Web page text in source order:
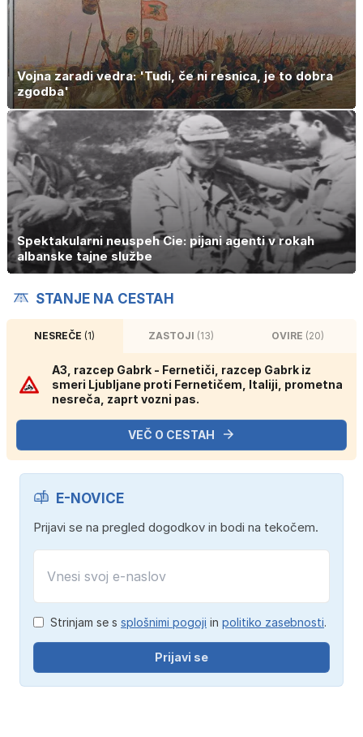
Vojna zaradi vedra: 'Tudi, če ni resnica, je to dobra
zgodba'
Spektakularni neuspeh Cie: pijani agenti v rokah
albanske tajne službe
STANJE NA CESTAH
NESREČE(1) ZASTOJI (13) OVIRE (20)
A3, razcep Gabrk - Fernetiči, razcep Gabrk iz
smeri Ljubljane proti Fernetičem, Italiji, prometna
nesreča, zaprt vozni pas.
VEČ O CESTAH
E-NOVICE
Prijavi se na pregled dogodkov in bodi na tekočem.
Strinjam se s splošnimi pogoji in politiko zasebnosti.
Prijavi se